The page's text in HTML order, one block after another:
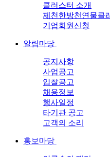
클러스터 소개
제천한방천연물클
기업회원신청
알림마당
공지사항
사업공고
입찰공고
채용정보
행사일정
타기관 공고
고객의 소리
홍보마당